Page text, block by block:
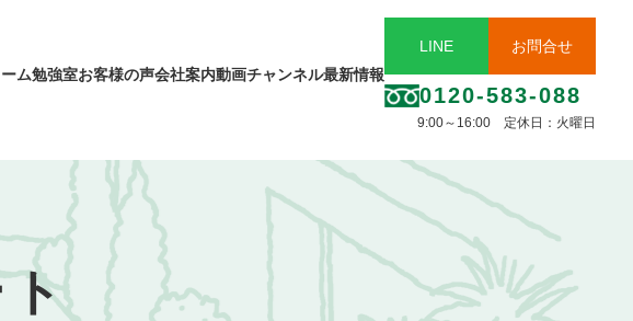
ム勉強室お客様の声会社案内動画チャンネル最新情報
LINE お問合せ
0120-583-088
9:00～16:00 定休日：火曜日
ト